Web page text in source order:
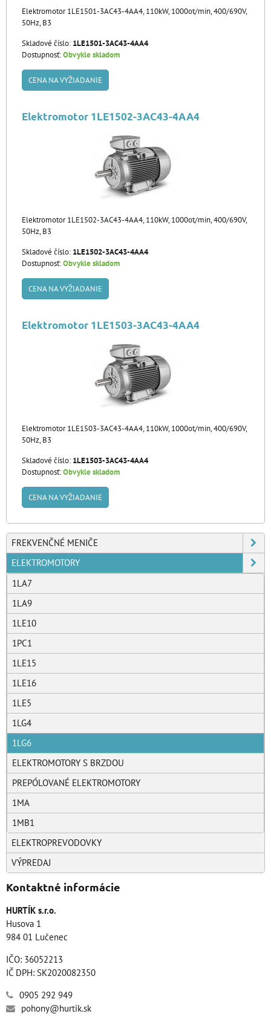
Elektromotor 1LE1501-3AC43-4AA4, 110kW, 1000ot/min, 400/690V,
50Hz, B3
Skladové číslo: 1LE1501-3AC43-4AA4
Dostupnosť:Obvykle skladom
CENA NA VYŽIADANIE
Elektromotor 1LE1502-3AC43-4AA4
Elektromotor 1LE1502-3AC43-4AA4, 110kW, 1000ot/min, 400/690V,
50Hz, B3
Skladové číslo: 1LE1502-3AC43-4AA4
Dostupnosť:Obvykle skladom
CENA NA VYŽIADANIE
Elektromotor 1LE1503-3AC43-4AA4
Elektromotor 1LE1503-3AC43-4AA4, 110kW, 1000ot/min, 400/690V,
50Hz, B3
Skladové číslo: 1LE1503-3AC43-4AA4
Dostupnosť:Obvykle skladom
CENA NA VYŽIADANIE
FREKVENČNÉ MENIČE
ELEKTROMOTORY
1LA7
1LA9
1LE10
1PC1
1LE15
1LE16
1LE5
1LG4
1LG6
ELEKTROMOTORY S BRZDOU
PREPÓLOVANÉ ELEKTROMOTORY
1MA
1MB1
ELEKTROPREVODOVKY
VÝPREDAJ
Kontaktné informácie
HURTÍK s.r.o.
Husova 1
984 01 Lučenec
IČO: 36052213
IČ DPH: SK2020082350
0905 292 949
pohony@hurtik.sk